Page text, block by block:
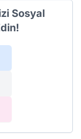
Sosyal